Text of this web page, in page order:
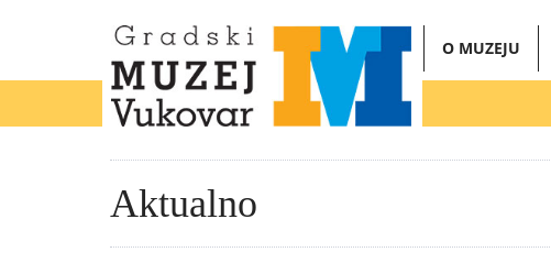
O MUZEJU
Aktualno